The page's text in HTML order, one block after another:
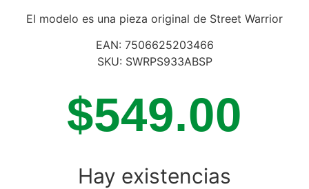
El modelo es una pieza original de Street Warrior
EAN: 7506625203466
SKU: SWRPS933ABSP
$549.00
Hay existencias